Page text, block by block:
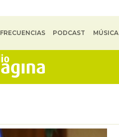
FRECUENCIAS PODCAST MÚSICA